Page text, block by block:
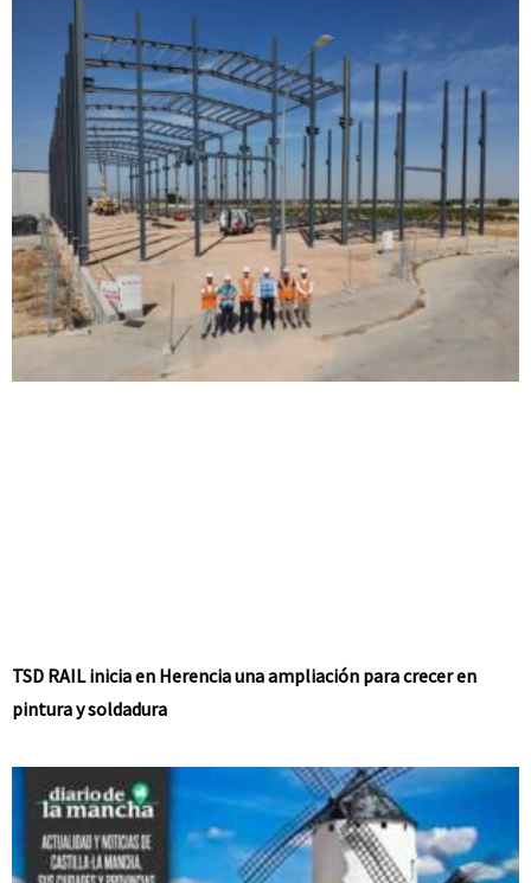
TSD RAIL inicia en Herencia una ampliación para crecer en
pintura y soldadura